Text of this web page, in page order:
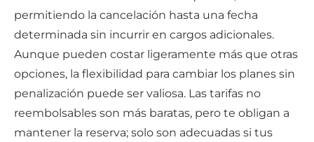
permitiendo la cancelación hasta una fecha
determinada sin incurrir en cargos adicionales.
Aunque pueden costar ligeramente más que otras
opciones, la flexibilidad para cambiar los planes sin
penalización puede ser valiosa. Las tarifas no
reembolsables son más baratas, pero te obligan a
mantener la reserva; solo son adecuadas si tus